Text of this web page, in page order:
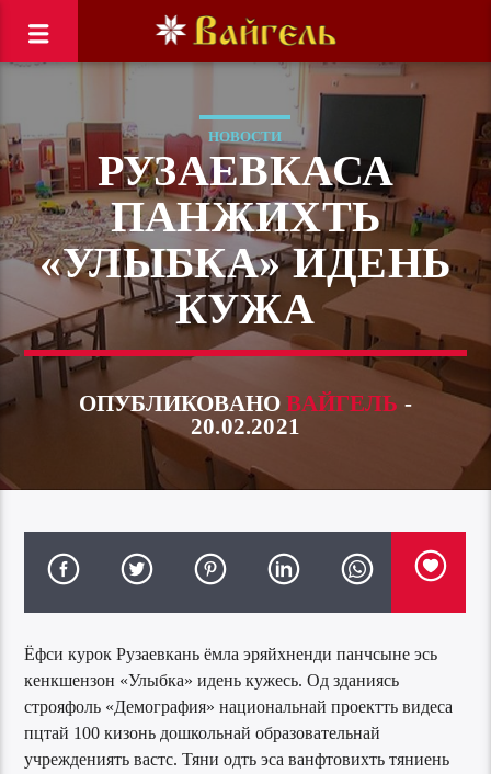
НОВОСТИ
РУЗАЕВКАСА
ПАНЖИХТЬ
«УЛЫБКА» ИДЕНЬ
КУЖА
ОПУБЛИКОВАНОВАЙГЕЛЬ -
20.02.2021
Ёфси курок Рузаевкань ёмла эряйхненди панчсыне эсь
кенкшензон «Улыбка» идень кужесь. Од зданиясь
строяфоль «Демография» национальнай проектть видеса
пцтай 100 кизонь дошкольнай образовательнай
учреждениять вастс. Тяни одть эса ванфтовихть тяниень